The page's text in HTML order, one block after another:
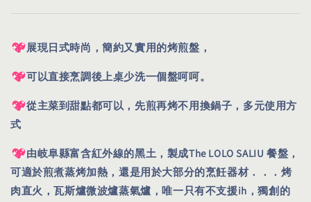
展現日式時尚，簡約又實用的烤煎盤，
可以直接烹調後上桌少洗一個盤呵呵。
從主菜到甜點都可以，先煎再烤不用換鍋子，多元使用方
式
由岐阜縣富含紅外線的黑土，製成The LOLO SALIU 餐盤，
可適於煎煮蒸烤加熱，還是用於大部分的烹飪器材．．．烤
肉直火，瓦斯爐微波爐蒸氣爐，唯一只有不支援ih，獨創的